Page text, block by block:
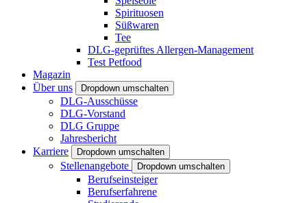
Spirituosen
Süßwaren
Tee
DLG-geprüftes Allergen-Management
Test Petfood
Magazin
Über uns
Dropdown umschalten
DLG-Ausschüsse
DLG-Vorstand
DLG Gruppe
Jahresbericht
Karriere
Dropdown umschalten
Stellenangebote Dropdown umschalten
Berufseinsteiger
Berufserfahrene